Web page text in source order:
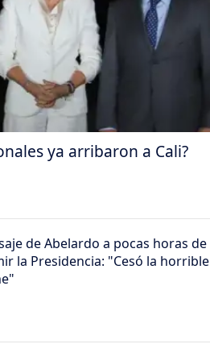
ya arribaron a Cali?
de Abelardo a pocas horas de
la Presidencia: "Cesó la horrible